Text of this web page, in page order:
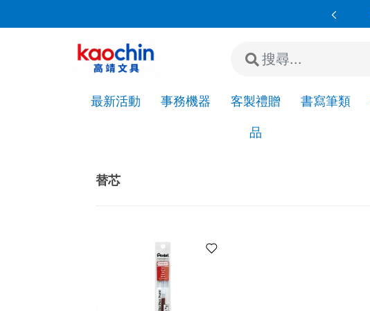
最新活動 事務機器 客製禮贈
品
書寫筆類
替芯